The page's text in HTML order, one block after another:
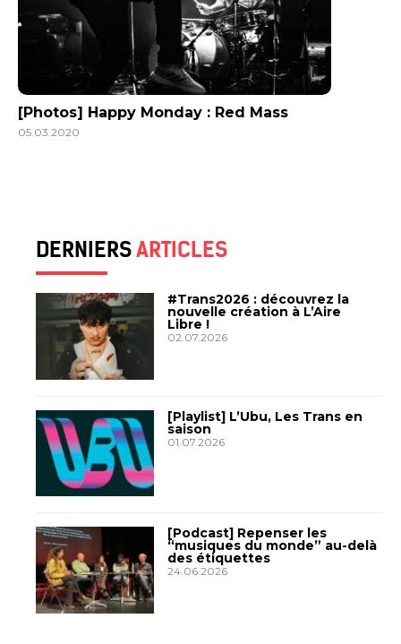
[Photos] Happy Monday : Red Mass
05.03.2020
DERNIERSARTICLES
#Trans2026 : découvrez la
nouvelle création à L’Aire
Libre !
02.07.2026
[Playlist] L’Ubu, Les Trans en
saison
01.07.2026
[Podcast] Repenser les
“musiques du monde” au-delà
des étiquettes
24.06.2026